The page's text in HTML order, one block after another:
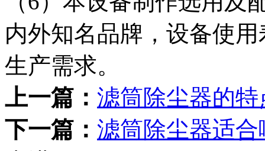
内外知名品牌，设备使
生产需求。
上一篇： 滤筒除尘器的特
下一篇： 滤筒除尘器适